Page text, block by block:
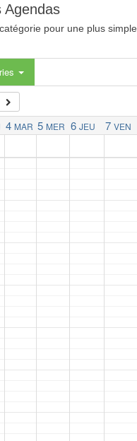
Agendas
pour une plus simple
4 MAR 5 MER 6 JEU 7 VEN